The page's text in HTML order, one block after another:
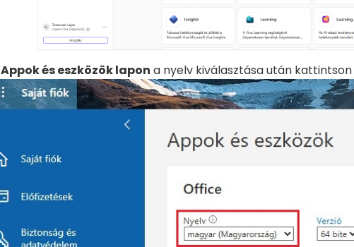
Appok és eszközök lapon a nyelv kiválasztása után kattintson